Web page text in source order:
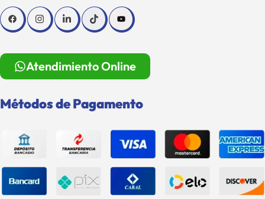
Atendimiento Online
Métodos de Pagamento